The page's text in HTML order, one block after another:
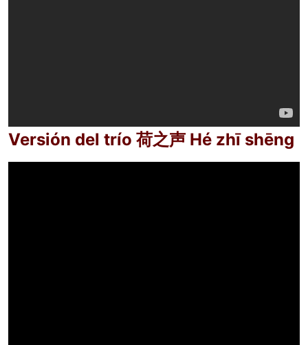
Versión del trío 荷之声 Hé zhī shēng